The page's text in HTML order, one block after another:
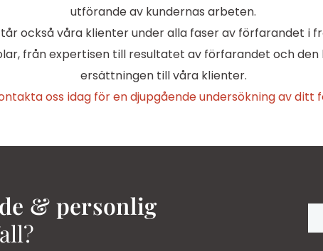
utförande av kundernas arbeten.
också våra klienter under alla faser av förfarandet i
från expertisen till resultatet av förfarandet och den
ersättningen till våra klienter.
oss idag för en djupgående undersökning av ditt
& personlig